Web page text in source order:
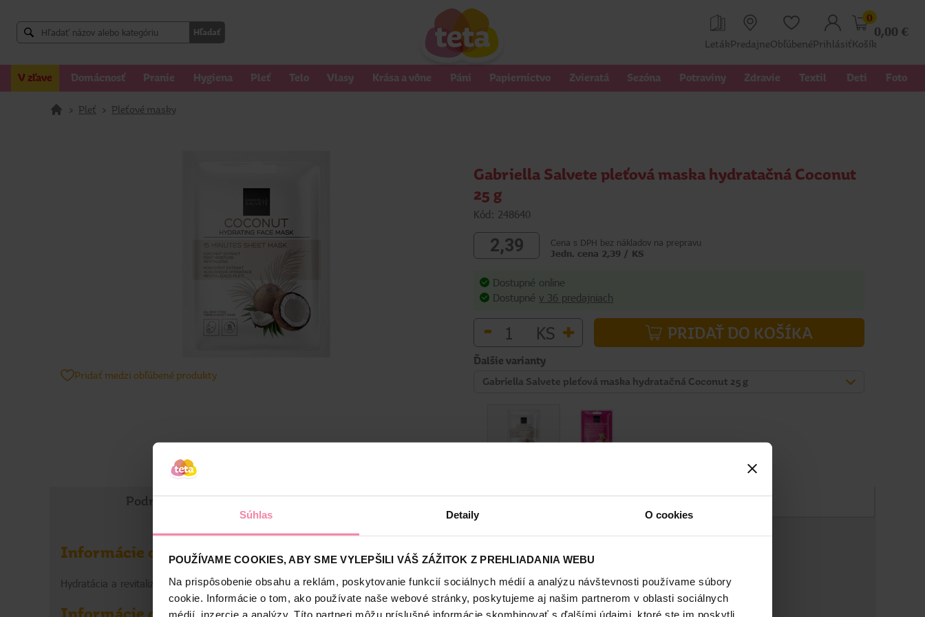
Súhlas Detaily O cookies
POUŽÍVAME COOKIES, ABY SME VYLEPŠILI VÁŠ ZÁŽITOK Z PREHLIADANIA WEBU
Na prispôsobenie obsahu a reklám, poskytovanie funkcií sociálnych médií a analýzu návštevnosti používame súbory
cookie. Informácie o tom, ako používate naše webové stránky, poskytujeme aj našim partnerom v oblasti sociálnych
médií, inzercie a analýzy. Títo partneri môžu príslušné informácie skombinovať s ďalšími údajmi, ktoré ste im poskytli
Hľadať
LetákPredajneObľúbenéPrihlásiť
0
0,00 €
Košík
V zľave Domácnosť Pranie Hygiena Pleť Telo Vlasy Krása a vône Páni Papierníctvo Zvieratá Sezóna Potraviny Zdravie Textil Deti Foto
> Pleť > Pleťové masky
Pridať medzi obľúbené produkty
Gabriella Salvete pleťová maska hydratačná Coconut
25 g
Kód: 248640
2,39
Cena s DPH bez nákladov na prepravu
Jedn. cena 2,39 / KS
Dostupné online
Dostupné v 36 predajniach
- KS + PRIDAŤ DO KOŠÍKA
Ďalšie varianty
Gabriella Salvete pleťová maska hydratačná Coconut 25 g
Podrobné informácie
Informácie o výrobku
Hydratácia a revitalizácia pleti vďaka kokosovému extraktu. Pleť bude vyhladená a regenerovaná.